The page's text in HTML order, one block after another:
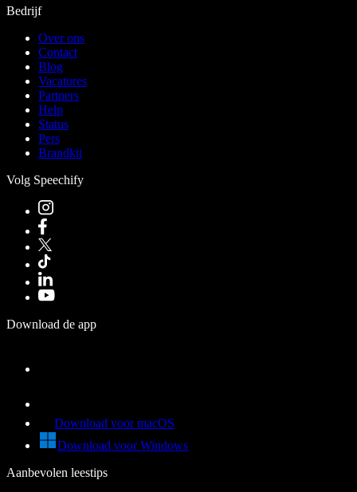
Bedrijf
Over ons
Contact
Blog
Vacatures
Partners
Help
Status
Pers
Brandkit
Volg Speechify
Download de app
Download voor macOS
Download voor Windows
Aanbevolen leestips